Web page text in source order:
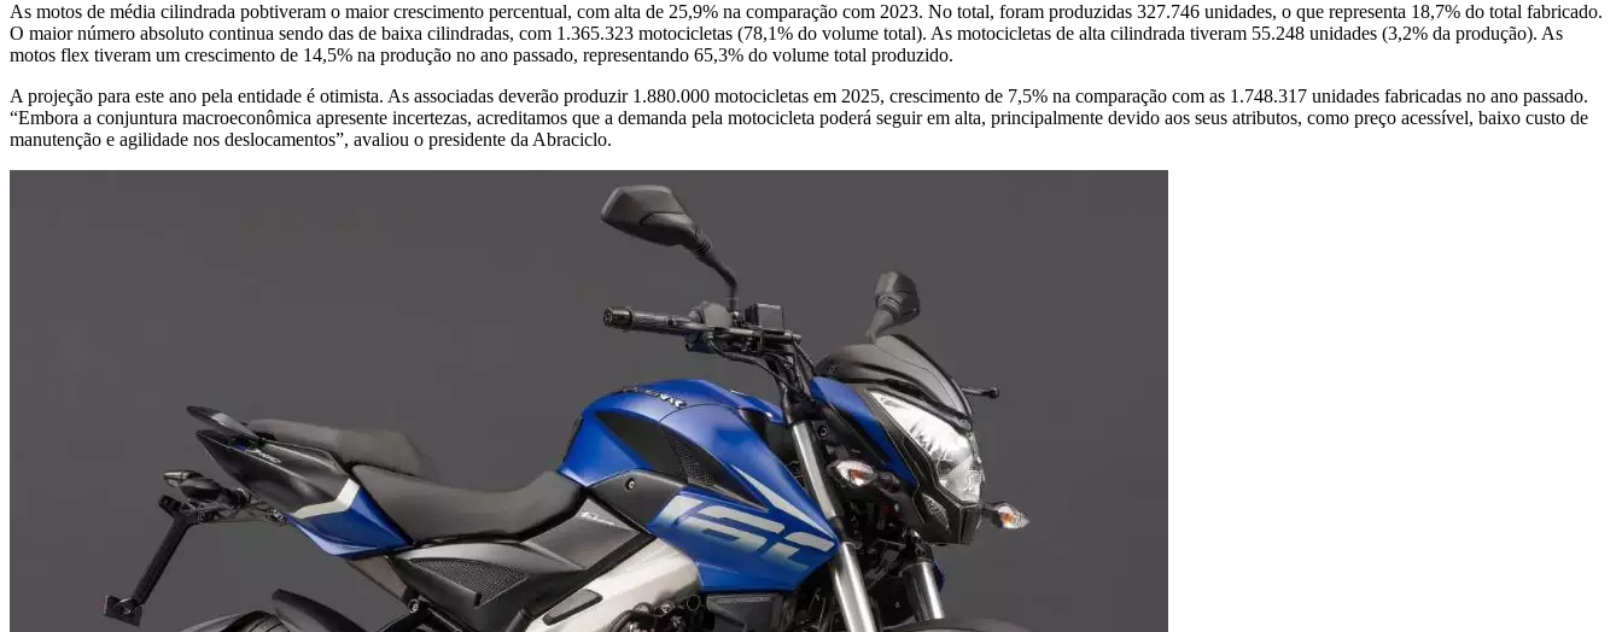
As motos de média cilindrada pobtiveram o maior crescimento percentual, com alta de 25,9% na comparação com 2023. No total, foram produzidas 327.746 unidades, o que representa 18,7% do total fabricado.
O maior número absoluto continua sendo das de baixa cilindradas, com 1.365.323 motocicletas (78,1% do volume total). As motocicletas de alta cilindrada tiveram 55.248 unidades (3,2% da produção). As
motos flex tiveram um crescimento de 14,5% na produção no ano passado, representando 65,3% do volume total produzido.
A projeção para este ano pela entidade é otimista. As associadas deverão produzir 1.880.000 motocicletas em 2025, crescimento de 7,5% na comparação com as 1.748.317 unidades fabricadas no ano passado.
“Embora a conjuntura macroeconômica apresente incertezas, acreditamos que a demanda pela motocicleta poderá seguir em alta, principalmente devido aos seus atributos, como preço acessível, baixo custo de
manutenção e agilidade nos deslocamentos”, avaliou o presidente da Abraciclo.